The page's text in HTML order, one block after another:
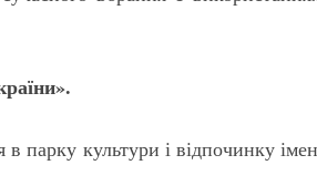
парку культури і відпочинку